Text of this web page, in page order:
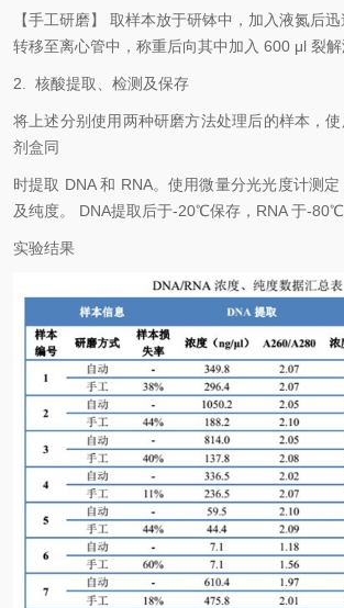
【手工研磨】 取样本放于研钵中，加入液氮后
转移至离心管中，称重后向其中加入 600 μl 裂解
2. 核酸提取、检测及保存
将上述分别使用两种研磨方法处理后的样本，
剂盒同
时提取 DNA 和 RNA。使用微量分光光度计测
及纯度。 DNA提取后于-20℃保存，RNA 于-80℃
实验结果